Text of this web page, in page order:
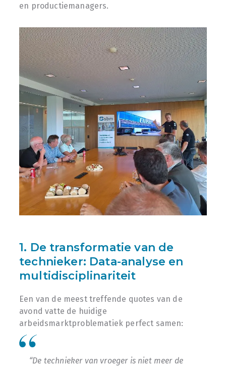
en productiemanagers.
1. De transformatie van de
technieker: Data-analyse en
multidisciplinariteit
Een van de meest treffende quotes van de
avond vatte de huidige
arbeidsmarktproblematiek perfect samen:
“De technieker van vroeger is niet meer de